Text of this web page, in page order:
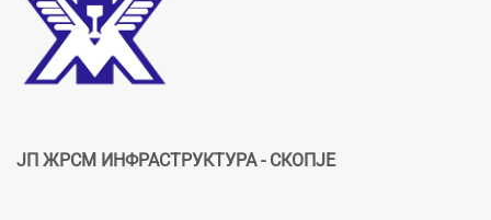
ЈП ЖРСМ ИНФРАСТРУКТУРА - СКОПЈЕ